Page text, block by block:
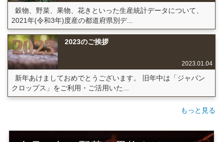
穀物、野菜、果物、花きといった生産統計データについて、
2021年(令和3年)度産の都道府県別デ...
2023のご挨拶
2023.01.04
新年あけましておめでとうございます。 旧年中は「ジャパン
クロップス」をご利用・ご活用いた...
もっと見る